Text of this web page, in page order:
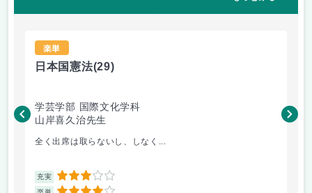
楽単
日本国憲法(29)
学芸学部 国際文化学科
山岸喜久治先生
全く出席は取らないし、しなく...
充実 3
天